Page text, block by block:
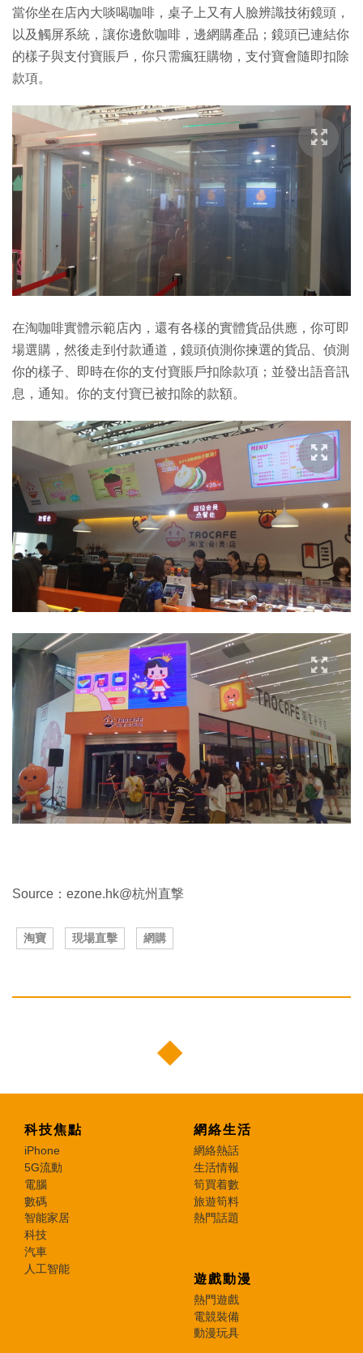
當你坐在店內大啖喝咖啡，桌子上又有人臉辨識技術鏡頭，
以及觸屏系統，讓你邊飲咖啡，邊網購產品；鏡頭已連結你
的樣子與支付寶賬戶，你只需瘋狂購物，支付寶會隨即扣除
款項。
在淘咖啡實體示範店內，還有各樣的實體貨品供應，你可即
場選購，然後走到付款通道，鏡頭偵測你揀選的貨品、偵測
你的樣子、即時在你的支付寶賬戶扣除款項；並發出語音訊
息，通知。你的支付寶已被扣除的款額。
Source：ezone.hk@杭州直撃
淘寶 現場直擊 網購
科技焦點
iPhone
5G流動
電腦
數碼
智能家居
科技
汽車
人工智能
網絡生活
網絡熱話
生活情報
筍買着數
旅遊筍料
熱門話題
遊戲動漫
熱門遊戲
電競裝備
動漫玩具